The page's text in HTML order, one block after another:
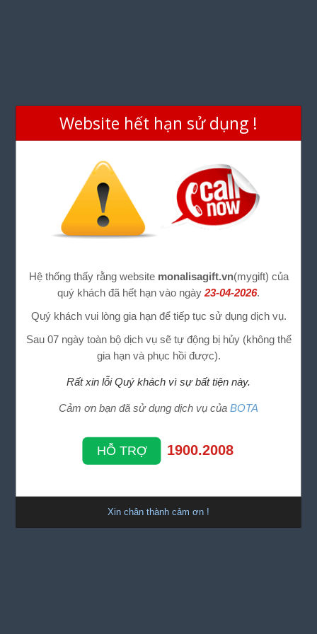
Website hết hạn sử dụng !
Hệ thống thấy rằng website monalisagift.vn(mygift) của
quý khách đã hết hạn vào ngày 23-04-2026.
Quý khách vui lòng gia hạn để tiếp tục sử dụng dịch vụ.
Sau 07 ngày toàn bộ dịch vụ sẽ tự động bị hủy (không thể
gia hạn và phục hồi được).
Rất xin lỗi Quý khách vì sự bất tiện này.
Cảm ơn bạn đã sử dụng dịch vụ của BOTA
HỖ TRỢ 1900.2008
Xin chân thành cảm ơn !